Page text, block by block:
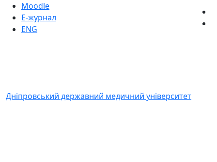
Moodle
Е-журнал
ENG
Дніпровський державний медичний університет